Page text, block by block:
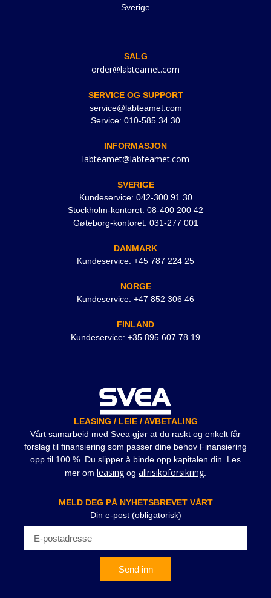
Sverige
SALG
order@labteamet.com
SERVICE OG SUPPORT
service@labteamet.com
Service: 010-585 34 30
INFORMASJON
labteamet@labteamet.com
SVERIGE
Kundeservice: 042-300 91 30
Stockholm-kontoret: 08-400 200 42
Gøteborg-kontoret: 031-277 001
DANMARK
Kundeservice: +45 787 224 25
NORGE
Kundeservice: +47 852 306 46
FINLAND
Kundeservice: +35 895 607 78 19
LEASING / LEIE / AVBETALING
Vårt samarbeid med Svea gjør at du raskt og enkelt får
forslag til finansiering som passer dine behov Finansiering
opp til 100 %. Du slipper å binde opp kapitalen din. Les
mer om leasingog allrisikoforsikring.
MELD DEG PÅ NYHETSBREVET VÅRT
Din e-post (obligatorisk)
Send inn